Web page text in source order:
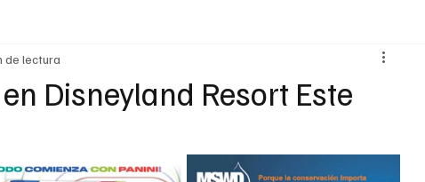
Disneyland Resort Este
de lectura